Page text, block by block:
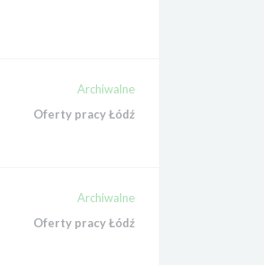
Archiwalne
Oferty pracy Łódź
Archiwalne
Oferty pracy Łódź